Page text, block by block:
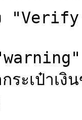
อง
ระเป๋าเ